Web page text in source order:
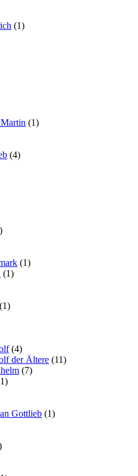
(1)
(1)
(4)
(1)
(1)
(1)
(4)
der Ältere (11)
(7)
Gottlieb (1)